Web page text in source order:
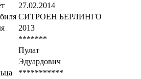
27.02.2014
СИТРОЕН БЕРЛИНГО
2013
*******
Пулат
Эдуардович
***********